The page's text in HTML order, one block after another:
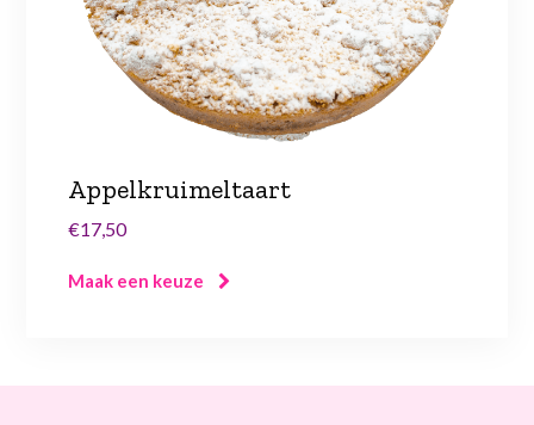
Appelkruimeltaart
€17,50
Maak een keuze